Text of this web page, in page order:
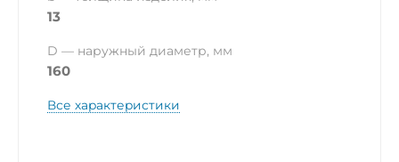
13
D — наружный диаметр, мм
160
Все характеристики